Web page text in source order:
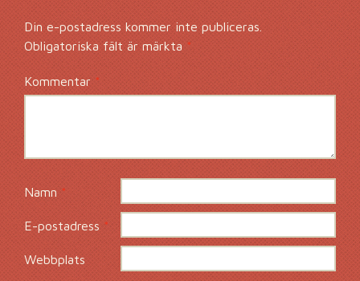
Din e-postadress kommer inte publiceras.
Obligatoriska fält är märkta*
Kommentar*
Namn*
E-postadress*
Webbplats